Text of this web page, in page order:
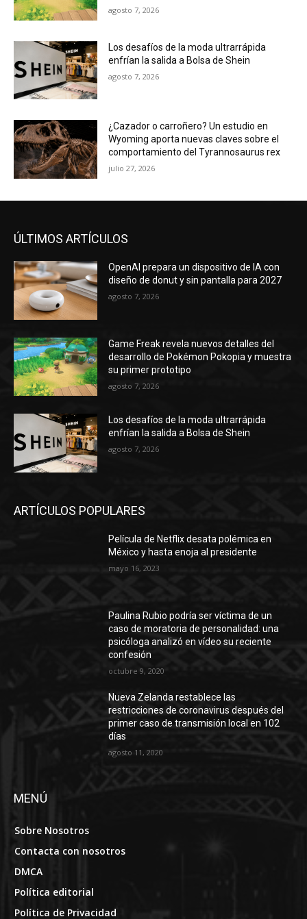
agosto 7, 2026
Los desafíos de la moda ultrarrápida
enfrían la salida a Bolsa de Shein
agosto 7, 2026
¿Cazador o carroñero? Un estudio en
Wyoming aporta nuevas claves sobre el
comportamiento del Tyrannosaurus rex
julio 27, 2026
ÚLTIMOS ARTÍCULOS
OpenAI prepara un dispositivo de IA con
diseño de donut y sin pantalla para 2027
agosto 7, 2026
Game Freak revela nuevos detalles del
desarrollo de Pokémon Pokopia y muestra
su primer prototipo
agosto 7, 2026
Los desafíos de la moda ultrarrápida
enfrían la salida a Bolsa de Shein
agosto 7, 2026
ARTÍCULOS POPULARES
Película de Netflix desata polémica en
México y hasta enoja al presidente
mayo 16, 2023
Paulina Rubio podría ser víctima de un
caso de moratoria de personalidad: una
psicóloga analizó en vídeo su reciente
confesión
octubre 9, 2020
Nueva Zelanda restablece las
restricciones de coronavirus después del
primer caso de transmisión local en 102
días
agosto 11, 2020
MENÚ
Sobre Nosotros
Contacta con nosotros
DMCA
Política editorial
Política de Privacidad